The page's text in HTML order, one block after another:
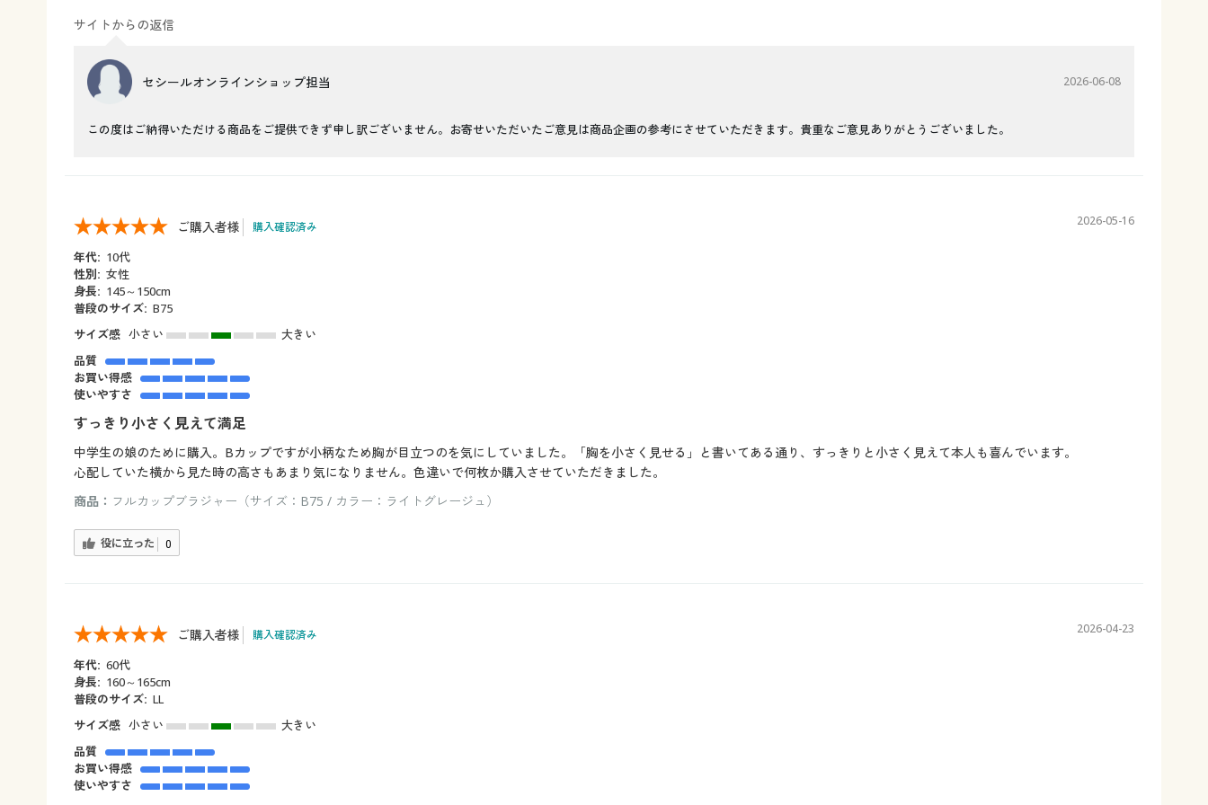
サイトからの返信
セシールオンラインショップ担当 2026-06-08
この度はご納得いただける商品をご提供できず申し訳ございません。お寄せいただいたご意見は商品企画の参考にさせていただきます。貴重なご意見ありがとうございました。
ご購入者様 購入確認済み 2026-05-16
年代: 10代
性別: 女性
身長: 145～150cm
普段のサイズ: B75
サイズ感 小さい
大きい
品質
お買い得感
使いやすさ
すっきり小さく見えて満足
中学生の娘のために購入。Bカップですが小柄なため胸が目立つのを気にしていました。「胸を小さく見せる」と書いてある通り、すっきりと小さく見えて本人も喜んでいます。
心配していた横から見た時の高さもあまり気になりません。色違いで何枚か購入させていただきました。
商品： フルカップブラジャー（サイズ：B75 / カラー：ライトグレージュ）
役に立った 0
ご購入者様 購入確認済み 2026-04-23
年代: 60代
身長: 160～165cm
普段のサイズ: LL
サイズ感 小さい
大きい
品質
お買い得感
使いやすさ